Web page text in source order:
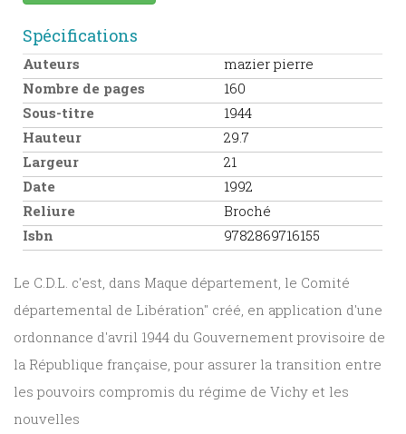
Spécifications
Auteurs
mazier pierre
Nombre de pages
160
Sous-titre
1944
Hauteur
29.7
Largeur
21
Date
1992
Reliure
Broché
Isbn
9782869716155
Le C.D.L. c'est, dans Maque département, le Comité
départemental de Libération" créé, en application d'une
ordonnance d'avril 1944 du Gouvernement provisoire de
la République française, pour assurer la transition entre
les pouvoirs compromis du régime de Vichy et les
nouvelles